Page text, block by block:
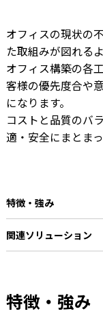
オフィスの現状の
た取組みが図れる
オフィス構築の各
客様の優先度合や
になります。
コストと品質のバ
適・安全にまとま
特徴・強み
関連ソリューション
特徴・強み